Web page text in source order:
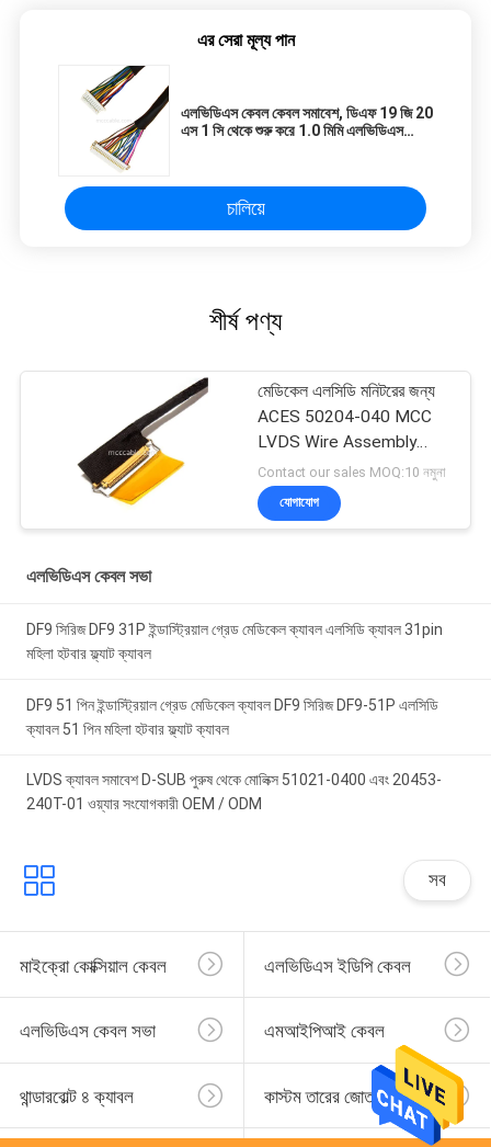
এর সেরা মূল্য পান
এলভিডিএস কেবল কেবল সমাবেশ, ডিএফ 19 জি 20
এস 1 সি থেকে শুরু করে 1.0 মিমি এলভিডিএস
চালিয়ে
শীর্ষ পণ্য
মেডিকেল এলসিডি মনিটরের জন্য
ACES 50204-040 MCC
LVDS Wire Assembly
ISO13485
Contact our sales MOQ:10 নমুনা
যোগাযোগ
এলভিডিএস কেবল সভা
DF9 সিরিজ DF9 31P ইন্ডাস্ট্রিয়াল গ্রেড মেডিকেল ক্যাবল এলসিডি ক্যাবল 31pin
মহিলা হটবার ফ্ল্যাট ক্যাবল
DF9 51 পিন ইন্ডাস্ট্রিয়াল গ্রেড মেডিকেল ক্যাবল DF9 সিরিজ DF9-51P এলসিডি
ক্যাবল 51 পিন মহিলা হটবার ফ্ল্যাট ক্যাবল
LVDS ক্যাবল সমাবেশ D-SUB পুরুষ থেকে মোলিক্স 51021-0400 এবং 20453-
240T-01 ওয়্যার সংযোগকারী OEM / ODM
সব
মাইক্রো কোক্সিয়াল কেবল এলভিডিএস ইডিপি কেবল
এলভিডিএস কেবল সভা এমআইপিআই কেবল
থান্ডারবোল্ট ৪ ক্যাবল কাস্টম তারের জোতা